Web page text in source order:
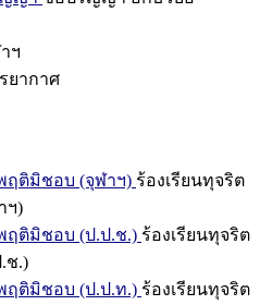
ฯ
ยากาศ
ฤติมิชอบ (จุฬาฯ) ร้องเรียนทุจริต
ฯ)
ฤติมิชอบ (ป.ป.ช.) ร้องเรียนทุจริต
ช.)
ฤติมิชอบ (ป.ป.ท.) ร้องเรียนทุจริต